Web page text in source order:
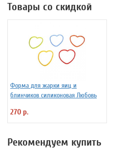
Товары со скидкой
Форма для жарки яиц и
блинчиков силиконовая Любовь
270 р.
Рекомендуем купить